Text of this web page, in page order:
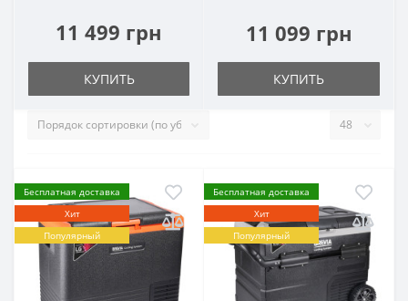
11 499 грн
КУПИТЬ
11 099 грн
КУПИТЬ
Бесплатная доставка
Хит
Популярный
Бесплатная доставка
Хит
Популярный